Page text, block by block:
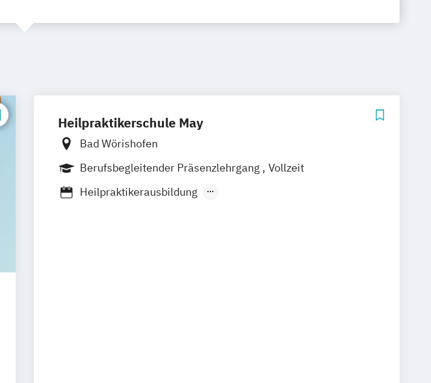
Heilpraktikerschule May
Bad Wörishofen
Berufsbegleitender Präsenzlehrgang
Vollzeit
Heilpraktikerausbildung